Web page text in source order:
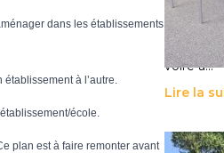
dans les établissements
à l’autre.
école.
plan est à faire remonter avant
en
système
voire à…
Lire la